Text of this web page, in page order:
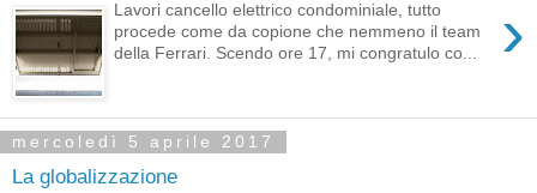
›
Lavori cancello elettrico condominiale, tutto
procede come da copione che nemmeno il team
della Ferrari. Scendo ore 17, mi congratulo co...
mercoledì 5 aprile 2017
La globalizzazione